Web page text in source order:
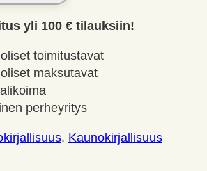
yli 100 € tilauksiin!
toimitustavat
maksutavat
perheyritys
, Kaunokirjallisuus